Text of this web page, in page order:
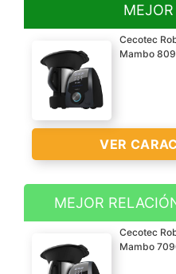
Cecotec
Mambo
VER
Incorpora báscula con
gran precisión, jarra de
acero inoxidable de alta
MEJOR
Cecotec
Mambo